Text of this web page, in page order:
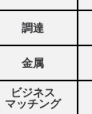
調達
金属
ビジネス
マッチング